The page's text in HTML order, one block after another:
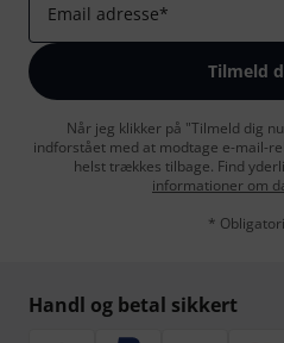
Email adresse*
Tilmeld
Når jeg klikker på "Tilmeld dig
indforstået med at modtage e-mail-
helst trækkes tilbage. Find
informationer om
*
Handl og betal sikkert